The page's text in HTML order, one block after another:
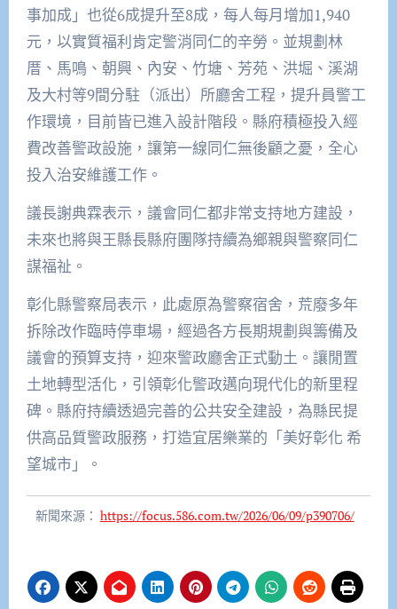
事加成」也從6成提升至8成，每人每月增加1,940
元，以實質福利肯定警消同仁的辛勞。並規劃林
厝、馬鳴、朝興、內安、竹塘、芳苑、洪堀、溪湖
及大村等9間分駐（派出）所廳舍工程，提升員警工
作環境，目前皆已進入設計階段。縣府積極投入經
費改善警政設施，讓第一線同仁無後顧之憂，全心
投入治安維護工作。
議長謝典霖表示，議會同仁都非常支持地方建設，
未來也將與王縣長縣府團隊持續為鄉親與警察同仁
謀福祉。
彰化縣警察局表示，此處原為警察宿舍，荒廢多年
拆除改作臨時停車場，經過各方長期規劃與籌備及
議會的預算支持，迎來警政廳舍正式動土。讓閒置
土地轉型活化，引領彰化警政邁向現代化的新里程
碑。縣府持續透過完善的公共安全建設，為縣民提
供高品質警政服務，打造宜居樂業的「美好彰化 希
望城市」。
新聞來源： https://focus.586.com.tw/2026/06/09/p390706/